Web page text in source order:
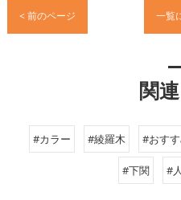
< 前のページ 一覧
関
#カラー #綾羅木 #おす
#下関 #